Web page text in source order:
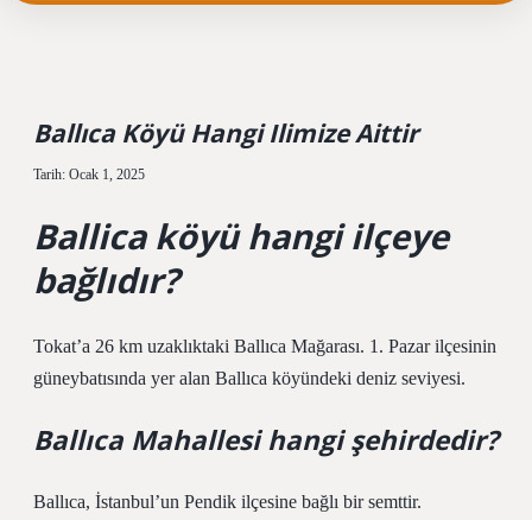
Ballıca Köyü Hangi Ilimize Aittir
Tarih: Ocak 1, 2025
Ballica köyü hangi ilçeye
bağlıdır?
Tokat’a 26 km uzaklıktaki Ballıca Mağarası. 1. Pazar ilçesinin
güneybatısında yer alan Ballıca köyündeki deniz seviyesi.
Ballıca Mahallesi hangi şehirdedir?
Ballıca, İstanbul’un Pendik ilçesine bağlı bir semttir.